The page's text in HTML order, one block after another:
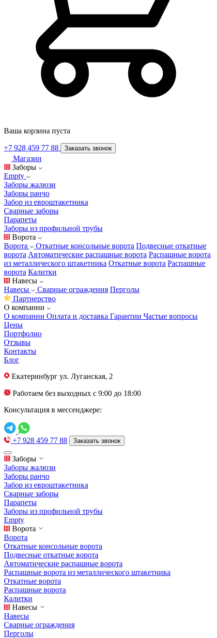
Ваша корзина пуста
+7 928 459 77 88 Заказать звонок
Магазин
Заборы
Empty
Заборы жалюзи
Заборы ранчо
Забор из евроштакетника
Сварные заборы
Парапеты
Заборы из профильной трубы
Ворота
Ворота
Откатные консольные ворота Подвесные откатные
ворота Автоматические распашные ворота Распашные ворота
из металлического штакетника Откатные ворота Распашные
ворота Калитки
Навесы
Навесы
Сварные ограждения Перголы
Партнерство
О компании
О компании Оплата и доставка Гарантии Частые вопросы
Цены
Портфолио
Отзывы
Контакты
Блог
Екатеринбург ул. Луганская, 2
Работаем без выходных с 9:00 до 18:00
Консультация в мессенджере:
+7 928 459 77 88 Заказать звонок
Заборы
Заборы жалюзи
Заборы ранчо
Забор из евроштакетника
Сварные заборы
Парапеты
Заборы из профильной трубы
Empty
Ворота
Ворота
Откатные консольные ворота
Подвесные откатные ворота
Автоматические распашные ворота
Распашные ворота из металлического штакетника
Откатные ворота
Распашные ворота
Калитки
Навесы
Навесы
Сварные ограждения
Перголы